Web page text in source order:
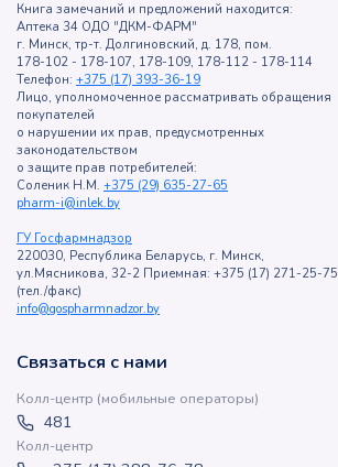
Книга замечаний и предложений находится:
Аптека 34 ОДО "ДКМ-ФАРМ"
г. Минск, тр-т. Долгиновский, д. 178, пом.
178-102 - 178-107, 178-109, 178-112 - 178-114
Телефон: +375 (17) 393-36-19
Лицо, уполномоченное рассматривать обращения
покупателей
о нарушении их прав, предусмотренных
законодательством
о защите прав потребителей:
Соленик Н.М. +375 (29) 635-27-65
pharm-i@inlek.by
ГУ Госфармнадзор
220030, Республика Беларусь, г. Минск,
ул.Мясникова, 32-2 Приемная: +375 (17) 271-25-75
(тел./факс)
info@gospharmnadzor.by
Связаться с нами
Колл-центр (мобильные операторы)
481
Колл-центр